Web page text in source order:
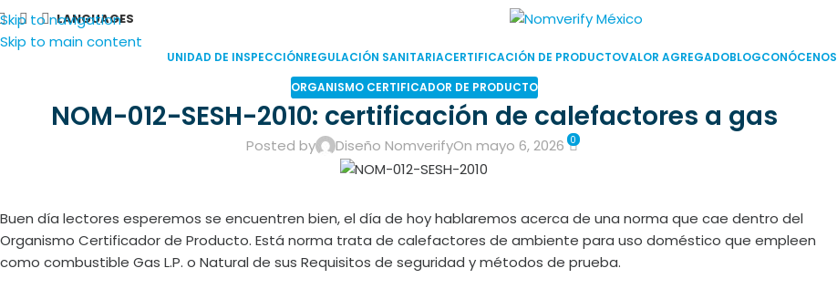
Skip to navigation
Skip to main content
LANGUAGES
UNIDAD DE INSPECCIÓNREGULACIÓN SANITARIACERTIFICACIÓN DE PRODUCTOVALOR AGREGADOBLOGCONÓCENOS
ORGANISMO CERTIFICADOR DE PRODUCTO
NOM-012-SESH-2010: certificación de calefactores a gas
Posted by Diseño NomverifyOn mayo 6, 2026 0
Buen día lectores esperemos se encuentren bien, el día de hoy hablaremos acerca de una norma que cae dentro del
Organismo Certificador de Producto. Está norma trata de calefactores de ambiente para uso doméstico que empleen
como combustible Gas L.P. o Natural de sus Requisitos de seguridad y métodos de prueba.